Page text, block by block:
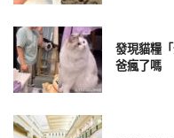
發現貓糧
爸瘋了嗎